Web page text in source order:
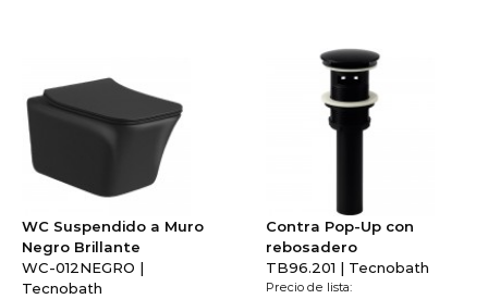
WC Suspendido a Muro
Negro Brillante
WC-012NEGRO |
Tecnobath
Contra Pop-Up con
rebosadero
TB96.201 | Tecnobath
Precio de lista: